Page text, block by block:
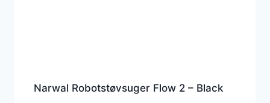
Narwal Robotstøvsuger Flow 2 – Black